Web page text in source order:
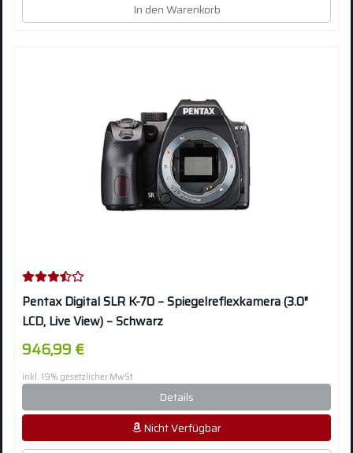
In den Warenkorb
Pentax Digital SLR K-70 – Spiegelreflexkamera (3.0″
LCD, Live View) – Schwarz
946,99 €
inkl. 19% gesetzlicher MwSt.
Details
Nicht Verfügbar